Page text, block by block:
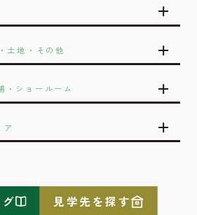
土地・その他
・ショールーム
ア
グ 見学先を探す